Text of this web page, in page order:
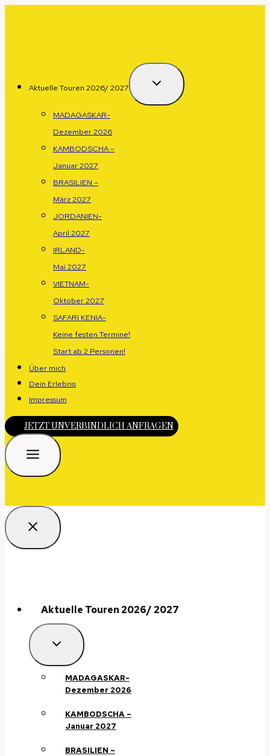
Aktuelle Touren 2026/ 2027
MADAGASKAR-
Dezember 2026
KAMBODSCHA –
Januar 2027
BRASILIEN –
März 2027
JORDANIEN-
April 2027
IRLAND-
Mai 2027
VIETNAM-
Oktober 2027
SAFARI KENIA-
Keine festen Termine!
Start ab 2 Personen!
Über mich
Dein Erlebnis
Impressum
JETZT UNVERBINDLICH ANFRAGEN
Aktuelle Touren 2026/ 2027
MADAGASKAR-
Dezember 2026
KAMBODSCHA –
Januar 2027
BRASILIEN –